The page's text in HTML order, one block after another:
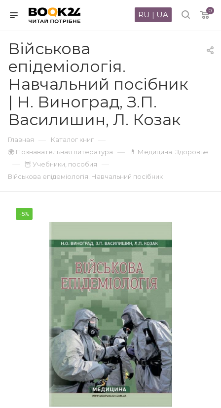
0
RU | UA
Військова
епідеміологія.
Навчальний посібник
| Н. Виноград, З.П.
Василишин, Л. Козак
Главная — Каталог книг —
🌍 Познавательная литература — 💊 Медицина. Здоровье
— 🦉 Учебники, пособия —
Військова епідеміологія. Навчальний посібник
-5%